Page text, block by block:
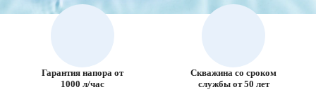
Гарантия напора от
1000 л/час
Скважина со сроком
службы от 50 лет